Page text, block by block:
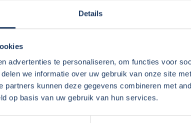
Details
advertenties te personaliseren, om functies voor
we informatie over uw gebruik van onze site
partners kunnen deze gegevens combineren met
op basis van uw gebruik van hun services.
Wolvega. Dat is voor ons
rekening mee hoeven te houden.
komt de camper netjes volgens
camper, het is een mooie jonge
camper is uitgerust met een
huurders ook belangrijk. Huurders
is, wat voor vragen huurders